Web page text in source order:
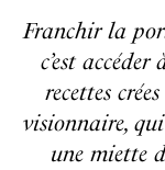
Franchir la
c’est
recettes
visionnaire,
une miette